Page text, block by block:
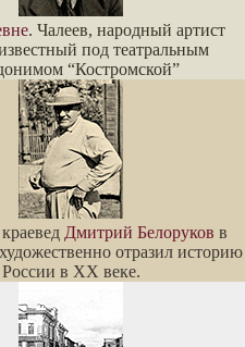
. Чалеев, народный артист
под театральным
“Костромской”
Дмитрий Белоруков в
отразил историю
России в XX веке.